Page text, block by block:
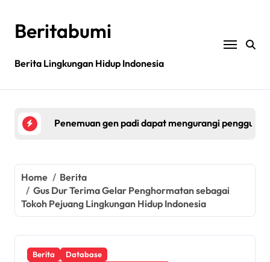
contentBeritabumi
Berita Lingkungan Hidup Indonesia
Bagaimana rantai pasokan global yang tidak
Penemuan gen padi dapat mengurangi
Bagaimana rantai pasokan global yang tidak
Filipina: MASIPAG Menentang Persetujuan Beras
Home
Berita
Gus Dur Terima Gelar Penghormatan sebagai
Tokoh Pejuang Lingkungan Hidup Indonesia
Berita
Database